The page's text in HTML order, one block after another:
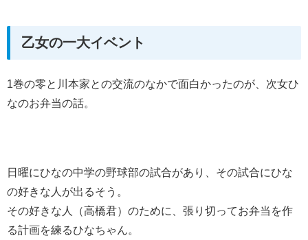
乙女の一大イベント
1巻の零と川本家との交流のなかで面白かったのが、次女ひ
なのお弁当の話。
日曜にひなの中学の野球部の試合があり、その試合にひな
の好きな人が出るそう。
その好きな人（高橋君）のために、張り切ってお弁当を作
る計画を練るひなちゃん。